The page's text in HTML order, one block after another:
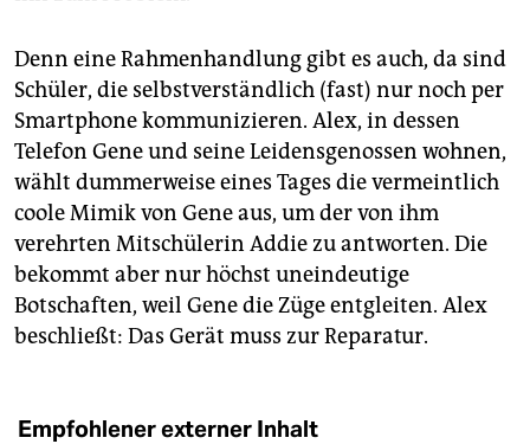
Denn eine Rahmenhandlung gibt es auch, da sind
Schüler, die selbstverständlich (fast) nur noch per
Smartphone kommunizieren. Alex, in dessen
Telefon Gene und seine Leidensgenossen wohnen,
wählt dummerweise eines Tages die vermeintlich
coole Mimik von Gene aus, um der von ihm
verehrten Mitschülerin Addie zu antworten. Die
bekommt aber nur höchst uneindeutige
Botschaften, weil Gene die Züge entgleiten. Alex
beschließt: Das Gerät muss zur Reparatur.
Empfohlener externer Inhalt